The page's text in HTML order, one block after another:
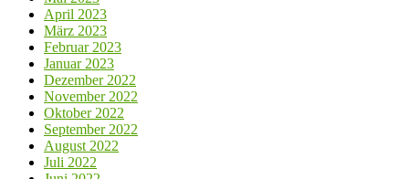
April 2023
März 2023
Februar 2023
Januar 2023
Dezember 2022
November 2022
Oktober 2022
September 2022
August 2022
Juli 2022